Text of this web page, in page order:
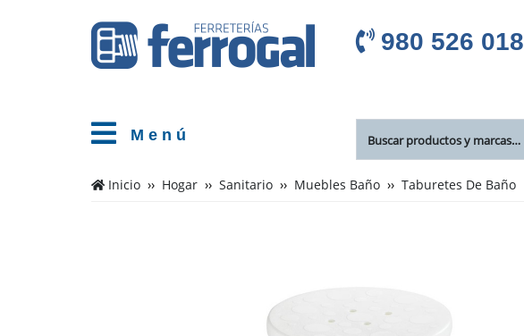
M e n ú
980 526 018
Inicio Hogar Sanitario Muebles Baño Taburetes De Baño